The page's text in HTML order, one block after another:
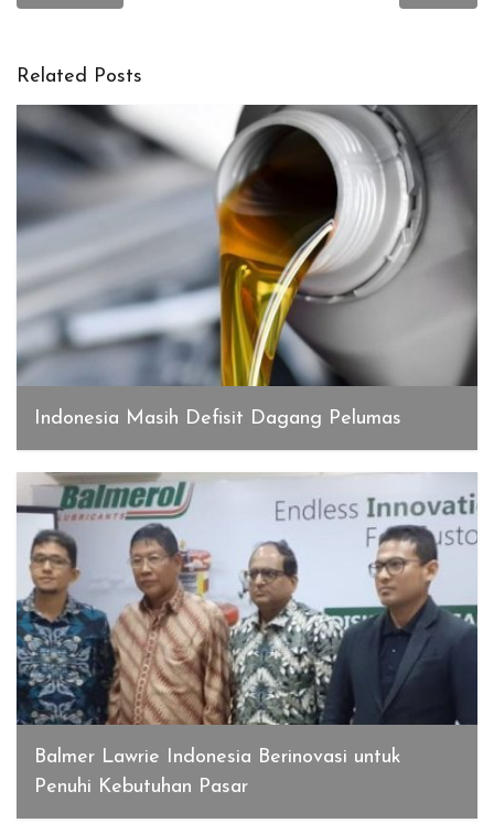
Related Posts
Indonesia Masih Defisit Dagang Pelumas
Desember 23, 2019
Balmer Lawrie Indonesia Berinovasi untuk
Penuhi Kebutuhan Pasar